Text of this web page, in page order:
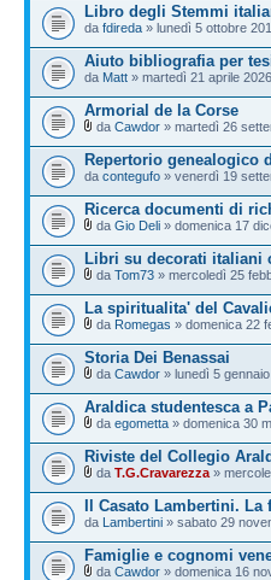
Libro degli Stemmi
da fdireda » lunedì 5 ottobre
Aiuto bibliografia per
da Matt » martedì 21 aprile
Armorial de la Corse
da Cawdor » martedì 26
Repertorio genealogico
da contegufo » venerdì 19
Ricerca documenti di
da Gio Deli » domenica 17
Libri su decorati italiani
da Tom73 » mercoledì 25
La spiritualita' del
da Romegas » domenica 22
Storia Dei Benassai
da Cawdor » lunedì 5
Araldica studentesca a
da egometta » domenica 30
Riviste del Collegio
da T.G.Cravarezza »
Il Casato Lambertini. La
da Lambertini » sabato 29
Famiglie e cognomi
da Cawdor » domenica 16